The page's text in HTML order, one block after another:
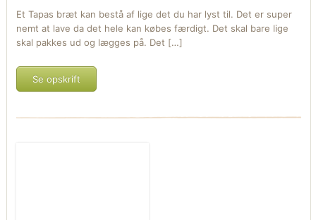
Et Tapas bræt kan bestå af lige det du har lyst til. Det er super
nemt at lave da det hele kan købes færdigt. Det skal bare lige
skal pakkes ud og lægges på. Det […]
Se opskrift